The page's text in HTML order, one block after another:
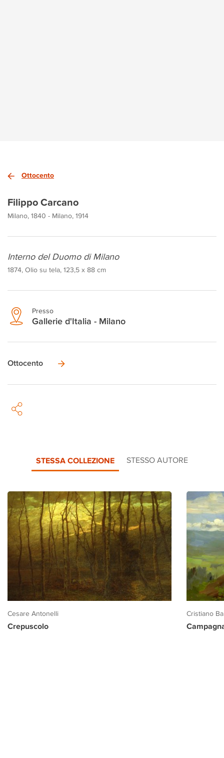
Ottocento
Filippo Carcano
Milano, 1840 - Milano, 1914
Interno del Duomo di Milano
1874, Olio su tela, 123,5 x 88 cm
Presso
Gallerie d'Italia - Milano
Ottocento
STESSA COLLEZIONE STESSO AUTORE
Cesare Antonelli
Crepuscolo
Cristiano